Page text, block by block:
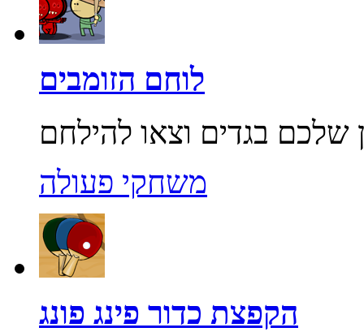
לוחם הזומבים
משחקי פעולה
הקפצת כדור פינג פונג